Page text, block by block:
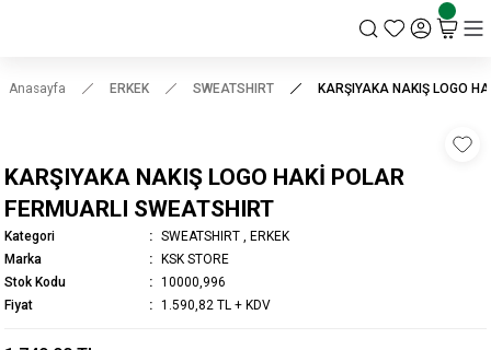
Anasayfa ERKEK SWEATSHIRT KARŞIYAKA NAKIŞ LOGO
KARŞIYAKA NAKIŞ LOGO HAKİ POLAR
FERMUARLI SWEATSHIRT
Kategori SWEATSHIRT
ERKEK
Marka
KSK STORE
Stok Kodu
10000,996
Fiyat
1.590,82 TL + KDV